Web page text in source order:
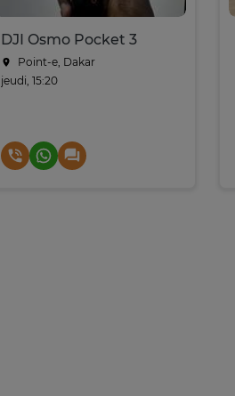
DJI Osmo Pocket 3
Point-e, Dakar
jeudi, 15:20